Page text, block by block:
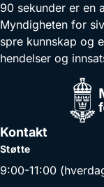
90 sekunder er en
Myndigheten for
spre kunnskap og
hendelser og
Kontakt
Støtte
9:00-11:00